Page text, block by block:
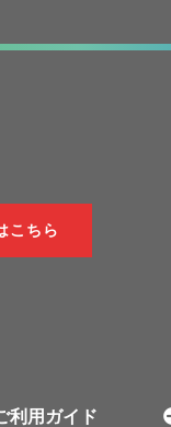
こちら
利用ガイド